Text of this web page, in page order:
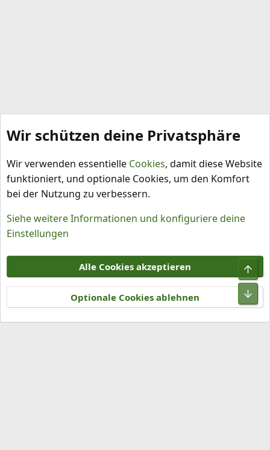
Capsicum annuum
Nutzungsbedingungen
Datenschutz
Hilfe und Impressum
R
S
S
Community platform by XenForo® © 2010-2026 XenForo Ltd.
Wir schützen deine Privatsphäre
Wir verwenden essentielle Cookies, damit diese Website
funktioniert, und optionale Cookies, um den Komfort
bei der Nutzung zu verbessern.
Siehe weitere Informationen und konfiguriere deine
Einstellungen
Alle Cookies akzeptieren
Optionale Cookies ablehnen